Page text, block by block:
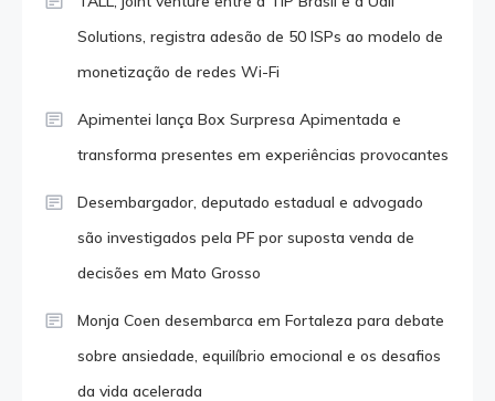
Solutions, registra adesão de 50 ISPs ao modelo de
monetização de redes Wi-Fi
Apimentei lança Box Surpresa Apimentada e
transforma presentes em experiências provocantes
Desembargador, deputado estadual e advogado
são investigados pela PF por suposta venda de
decisões em Mato Grosso
Monja Coen desembarca em Fortaleza para debate
sobre ansiedade, equilíbrio emocional e os desafios
da vida acelerada